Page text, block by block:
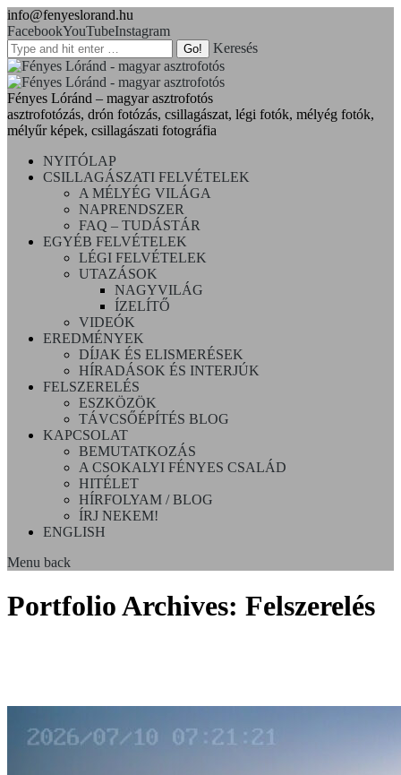
info@fenyeslorand.hu
FacebookYouTubeInstagram
Keresés
Fényes Lóránd – magyar asztrofotós
asztrofotózás, drón fotózás, csillagászat, légi fotók, mélyég fotók,
mélyűr képek, csillagászati fotográfia
NYITÓLAP
CSILLAGÁSZATI FELVÉTELEK
A MÉLYÉG VILÁGA
NAPRENDSZER
FAQ – TUDÁSTÁR
EGYÉB FELVÉTELEK
LÉGI FELVÉTELEK
UTAZÁSOK
NAGYVILÁG
ÍZELÍTŐ
VIDEÓK
EREDMÉNYEK
DÍJAK ÉS ELISMERÉSEK
HÍRADÁSOK ÉS INTERJÚK
FELSZERELÉS
ESZKÖZÖK
TÁVCSŐÉPÍTÉS BLOG
KAPCSOLAT
BEMUTATKOZÁS
A CSOKALYI FÉNYES CSALÁD
HITÉLET
HÍRFOLYAM / BLOG
ÍRJ NEKEM!
ENGLISH
Menu back
Portfolio Archives: Felszerelés